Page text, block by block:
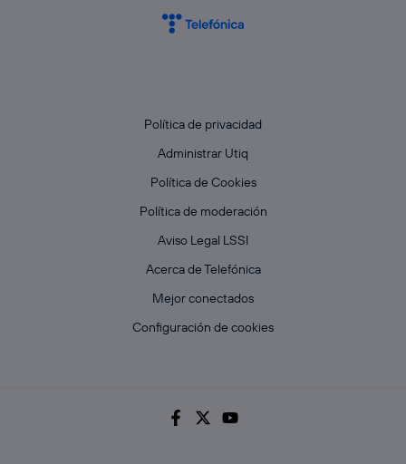
Política de privacidad
Administrar Utiq
Política de Cookies
Política de moderación
Aviso Legal LSSI
Acerca de Telefónica
Mejor conectados
Configuración de cookies